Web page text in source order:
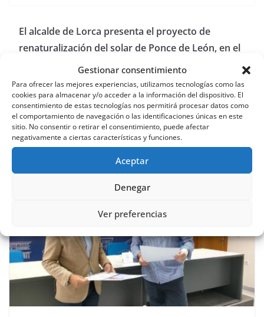
Gestionar consentimiento
Para ofrecer las mejores experiencias, utilizamos tecnologías como las
cookies para almacenar y/o acceder a la información del dispositivo. El
consentimiento de estas tecnologías nos permitirá procesar datos como
el comportamiento de navegación o las identificaciones únicas en este
sitio. No consentir o retirar el consentimiento, puede afectar
negativamente a ciertas características y funciones.
Aceptar
Denegar
Ver preferencias
El alcalde de Lorca presenta el proyecto de
renaturalización del solar de Ponce de León, en el
Calvario Viejo, que sumará una zona recreativa y un
mirador al barrio y al Castillo
El Parque Augusto Vels acogerá una nueva edición
de ‘Sábados Poéticos’
También te puede gustar